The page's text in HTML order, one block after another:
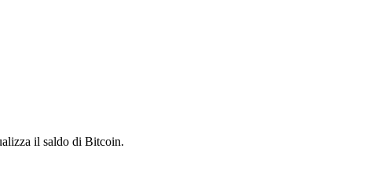
il saldo di Bitcoin.